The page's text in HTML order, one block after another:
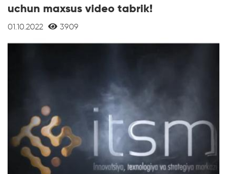
uchun maxsus video tabrik!
01.10.2022 3909